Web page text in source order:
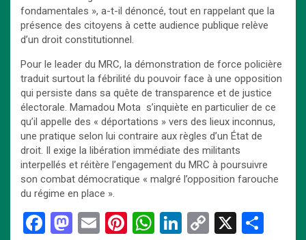
fondamentales », a-t-il dénoncé, tout en rappelant que la
présence des citoyens à cette audience publique relève
d’un droit constitutionnel.
Pour le leader du MRC, la démonstration de force policière
traduit surtout la fébrilité du pouvoir face à une opposition
qui persiste dans sa quête de transparence et de justice
électorale. Mamadou Mota s’inquiète en particulier de ce
qu’il appelle des « déportations » vers des lieux inconnus,
une pratique selon lui contraire aux règles d’un État de
droit. Il exige la libération immédiate des militants
interpellés et réitère l’engagement du MRC à poursuivre
son combat démocratique « malgré l’opposition farouche
du régime en place ».
F
M E
Pi W Li
C
X